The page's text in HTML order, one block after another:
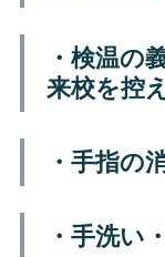
・検温の
来校を控
・手指の
・手洗い